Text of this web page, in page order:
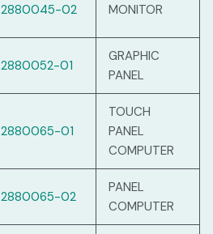
2880045-02 MONITOR
2880052-01
GRAPHIC
PANEL
2880065-01
TOUCH
PANEL
COMPUTER
2880065-02
PANEL
COMPUTER